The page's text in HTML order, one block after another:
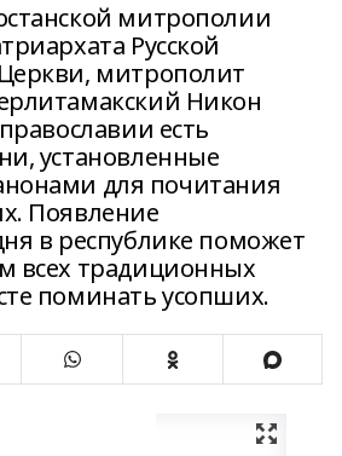
митрополии
Русской
митрополит
Никон
есть
установленные
для почитания
Появление
в республике поможет
всех традиционных
поминать усопших.